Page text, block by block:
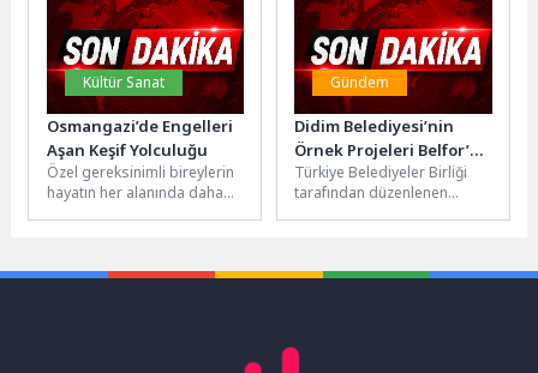
Kültür Sanat
Osmangazi’de Engelleri
Aşan Keşif Yolculuğu
Özel gereksinimli bireylerin
hayatın her alanında daha
Gündem
Didim Belediyesi’nin
Örnek Projeleri Belfor’da
Tanıtıldı
Türkiye Belediyeler Birliği
tarafından düzenlenen
güçlendirmek ve...